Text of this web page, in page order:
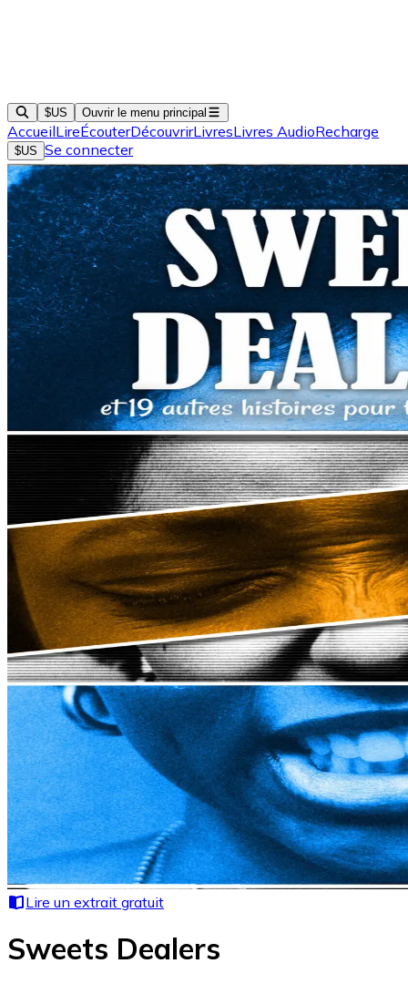
$US Ouvrir le menu principal
AccueilLireÉcouterDécouvrirLivresLivres AudioRecharge
$US Se connecter
Lire un extrait gratuit
Sweets Dealers